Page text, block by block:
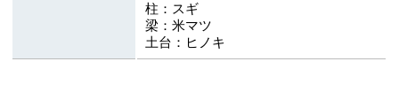
柱：スギ
梁：米マツ
土台：ヒノキ